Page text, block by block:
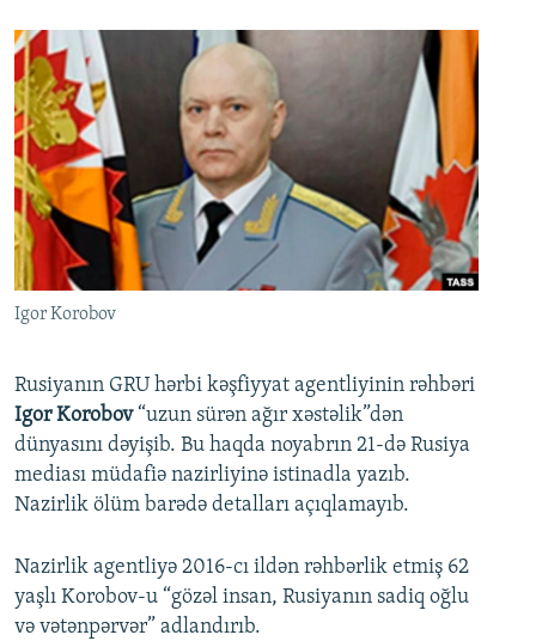
QANUNI DOĞRU
ARAŞDIRMA
MULTIMEDIA
VIDEO
FOTOQALEREYA
İNFOQRAFIKA
KARIKATURA
RADIO ARXIV
OXU ZALI
AZƏRBAYCAN ƏDƏBIYYATI KITABXANASI
İSLAM VƏ DEMOKRATIYA
HAQQIMIZDA
MISSIYAMIZ
PEŞƏ ETIKASI VƏ JURNALISTIKA STANDARTLARIMIZ
AZADLIQRADIOSU MOBIL TELEFONUNUZDA
BIZIMLƏ ƏLAQƏ
XƏBƏR BÜLLETENLƏRIMIZ
BIZI IZLƏ
RFE/RL-in bütün saytları
Igor Korobov
Rusiyanın GRU hərbi kəşfiyyat agentliyinin rəhbəri
Igor Korobov“uzun sürən ağır xəstəlik”dən
dünyasını dəyişib. Bu haqda noyabrın 21-də Rusiya
mediası müdafiə nazirliyinə istinadla yazıb.
Nazirlik ölüm barədə detalları açıqlamayıb.
Nazirlik agentliyə 2016-cı ildən rəhbərlik etmiş 62
yaşlı Korobov-u “gözəl insan, Rusiyanın sadiq oğlu
və vətənpərvər” adlandırıb.